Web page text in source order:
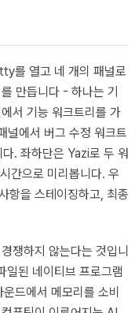
를 열고 네 개의 패널로
만듭니다 - 하나는 기
서 기능 워크트리를 가
널에서 버그 수정 워크트
. 좌하단은 Yazi로 두 워
간으로 미리봅니다. 우
항을 스테이징하고, 최종
쟁하지 않는다는 것입니
된 네이티브 프로그램
드에서 메모리를 소비